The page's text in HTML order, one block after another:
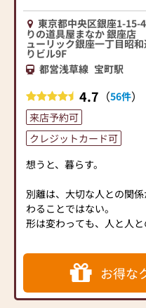
別のアイテムも豊富に揃え
ります。お好みやご自宅の
壇に合わせて、お求めいた
ます。
当店の魅力は、品質と価格
ランスです。品質に妥協せ
お求めやすい価格を実現し
ます。お客様に長くご利用
だけるような耐久性のある
心してお買い物をお楽しみ
また、スタッフ一同、お
ご要望に丁寧にお応えいた
す。お仏壇や仏具に関する
し、最適なアドバイスを
ます。お客様のご満足度を
先に考え、心からのおもて
を提供いたします。
予約ボタン」からお申込く
い)
●お電話(ご相談や商品のご
を承ります。お電話時に「
●訪問(はせがわの専門スタ
がご相談や商品ご購入のお
きを致します)
へ≫
ら、ぜひお仏壇のはせが
越しください。当店は幅広
揃えとリーズナブルな価格
仏壇には様々な種類がご
す。伝統的な木製の仏壇
ンなデザインの仏壇、また
パクトなサイズの仏壇など
＝
地元の皆様に支えられて
300有余年の神仏具の専門店
い」いたします。
＝
⭐⭐⭐お仏壇の日本堂町田駅
小田急町田駅から徒歩3分
～小田急線町田駅から一番
仏壇仏具の専門店～
フリーダイヤル：0120-59-
提携駐車場：『タイムズ
東京都中央区銀座1-15-
りの道具屋まなか 銀座店
ューリック銀座一丁目昭
りビル9F
都営浅草線 宝町駅
4.7 （56件）
来店予約可
クレジットカード可
想うと、暮らす。
別離は、大切な人との関
わることではない。
形は変わっても、人と人と
慌ただしい日々のなかでそ
細な関係の糸を保ち、暮ら
なかに大切な人とのつな
お得な